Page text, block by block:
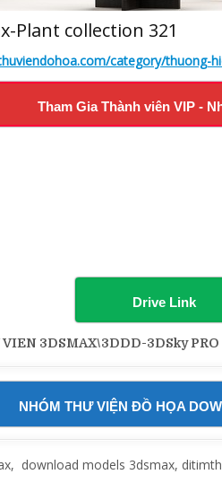
Plant collection 321
category/thuong-
Tham Gia Thành viên VIP -
Drive Link
3DSMAX\3DDD-3DSky
NHÓM THƯ VIỆN ĐỒ HỌA
download models 3dsmax,